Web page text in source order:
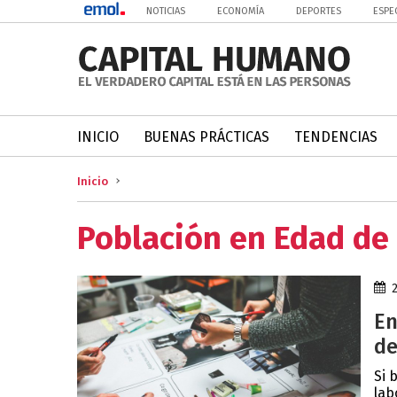
NOTICIAS ECONOMÍA DEPORTES
INICIO BUENAS PRÁCTICAS TENDENCIAS
Inicio
Población en Edad
Si